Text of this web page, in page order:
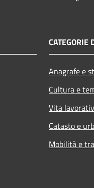
CATEGORIE
Anagrafe e
Cultura e
Vita
Catasto e
Mobilità e